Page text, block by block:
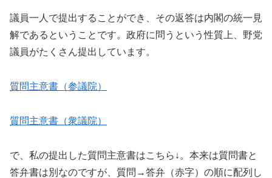
議員一人で提出することができ、その返答は内閣の統一見
解であるということです。政府に問うという性質上、野党
議員がたくさん提出しています。
質問主意書（参議院）
質問主意書（衆議院）
で、私の提出した質問主意書はこちら↓。本来は質問書と
答弁書は別なのですが、質問→答弁（赤字）の順に配列し